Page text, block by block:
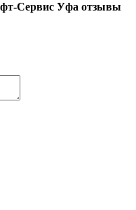
Сервис Уфа отзывы